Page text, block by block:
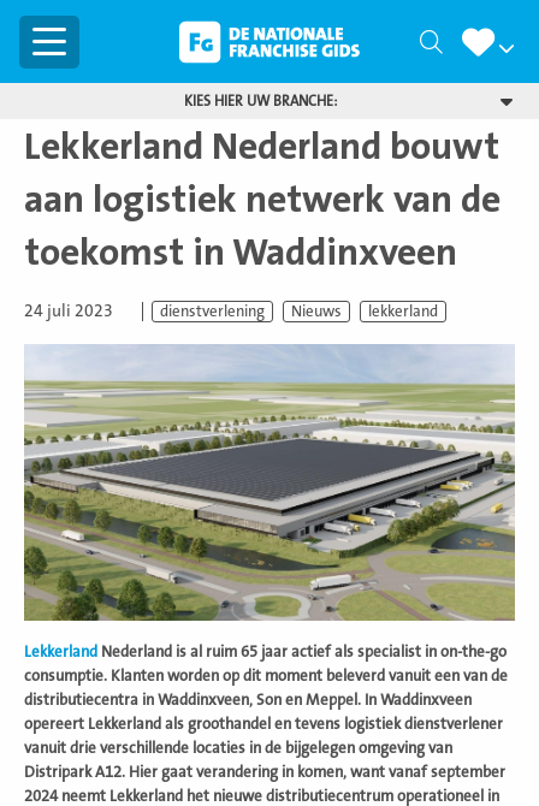
Menu Zoeken
KIES HIER UW BRANCHE:
Lekkerland Nederland bouwt
aan logistiek netwerk van de
toekomst in Waddinxveen
24 juli 2023 dienstverlening Nieuws lekkerland
Lekkerland Nederland is al ruim 65 jaar actief als specialist in on-the-go
consumptie. Klanten worden op dit moment beleverd vanuit een van de
distributiecentra in Waddinxveen, Son en Meppel. In Waddinxveen
opereert Lekkerland als groothandel en tevens logistiek dienstverlener
vanuit drie verschillende locaties in de bijgelegen omgeving van
Distripark A12. Hier gaat verandering in komen, want vanaf september
2024 neemt Lekkerland het nieuwe distributiecentrum operationeel in